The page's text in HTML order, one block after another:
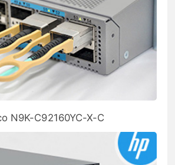
N9K-C92160YC-X-C